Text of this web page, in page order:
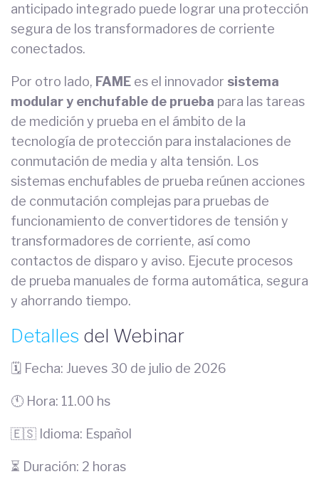
anticipado integrado puede lograr una protección
segura de los transformadores de corriente
conectados.
Por otro lado, FAME es el innovador sistema
modular y enchufable de prueba para las tareas
de medición y prueba en el ámbito de la
tecnología de protección para instalaciones de
conmutación de media y alta tensión. Los
sistemas enchufables de prueba reúnen acciones
de conmutación complejas para pruebas de
funcionamiento de convertidores de tensión y
transformadores de corriente, así como
contactos de disparo y aviso. Ejecute procesos
de prueba manuales de forma automática, segura
y ahorrando tiempo.
Detalles del Webinar
🗓️ Fecha: Jueves 30 de julio de 2026
🕚 Hora: 11.00 hs
🇪🇸 Idioma: Español
⏳ Duración: 2 horas